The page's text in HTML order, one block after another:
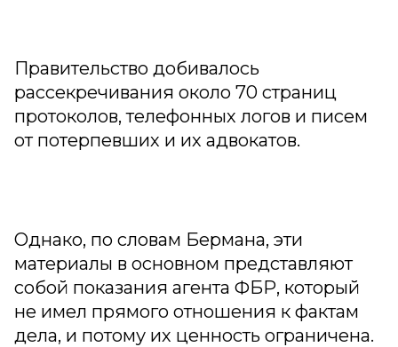
Правительство добивалось
рассекречивания около 70 страниц
протоколов, телефонных логов и писем
от потерпевших и их адвокатов.
Однако, по словам Берманa, эти
материалы в основном представляют
собой показания агента ФБР, который
не имел прямого отношения к фактам
дела, и потому их ценность ограничена.